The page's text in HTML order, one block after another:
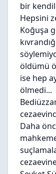
bir
Hepsini
Koğuşa
öldümü
ise hep
ölmedi...
Daha